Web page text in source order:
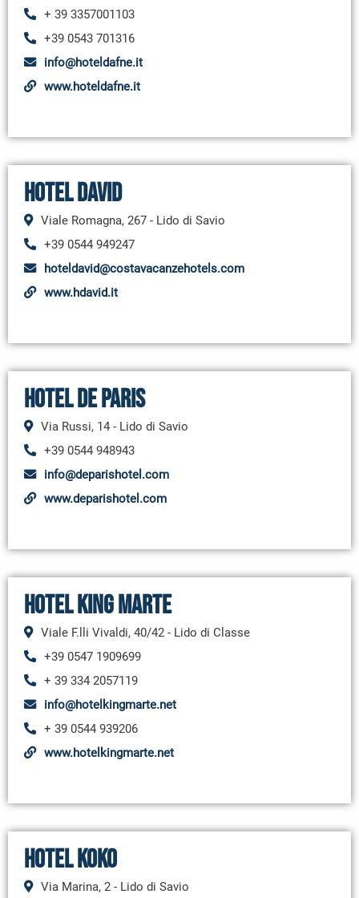
+ 39 3357001103
+39 0543 701316
info@hoteldafne.it
www.hoteldafne.it
Hotel David
Viale Romagna, 267 - Lido di Savio
+39 0544 949247
hoteldavid@costavacanzehotels.com
www.hdavid.it
Hotel De Paris
Via Russi, 14 - Lido di Savio
+39 0544 948943
info@deparishotel.com
www.deparishotel.com
Hotel King Marte
Viale F.lli Vivaldi, 40/42 - Lido di Classe
+39 0547 1909699
+ 39 334 2057119
info@hotelkingmarte.net
+ 39 0544 939206
www.hotelkingmarte.net
Hotel Koko
Via Marina, 2 - Lido di Savio